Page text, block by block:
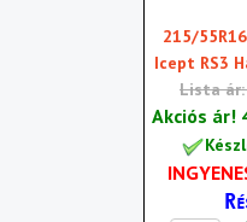
215/
Icept RS3
Lista
Akciós ár!